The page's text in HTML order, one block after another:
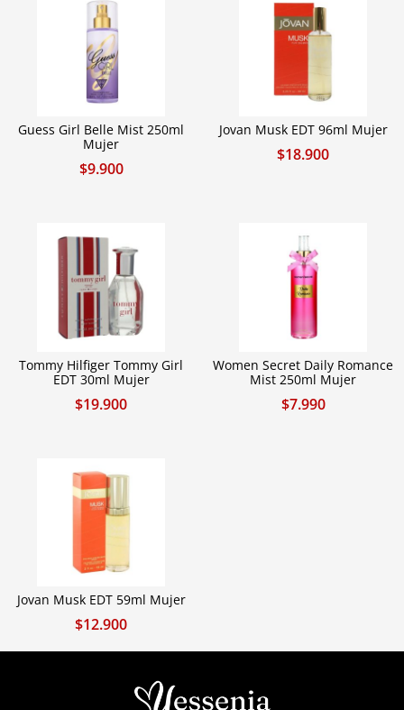
Guess Girl Belle Mist 250ml
Mujer
$9.900
Jovan Musk EDT 96ml Mujer
$18.900
Tommy Hilfiger Tommy Girl
EDT 30ml Mujer
$19.900
Women Secret Daily Romance
Mist 250ml Mujer
$7.990
Jovan Musk EDT 59ml Mujer
$12.900